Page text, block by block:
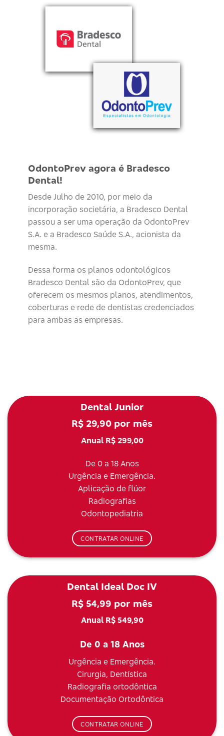
OdontoPrev agora é Bradesco
Dental!
Desde Julho de 2010, por meio da
incorporação societária, a Bradesco Dental
passou a ser uma operação da OdontoPrev
S.A. e a Bradesco Saúde S.A., acionista da
mesma.
Dessa forma os planos odontológicos
Bradesco Dental são da OdontoPrev, que
oferecem os mesmos planos, atendimentos,
coberturas e rede de dentistas credenciados
para ambas as empresas.
Dental Junior
R$ 29,90 por mês
Anual R$ 299,00
De 0 a 18 Anos
Urgência e Emergência.
Aplicação de flúor
Radiografias
Odontopediatria
CONTRATAR ONLINE
Dental Ideal Doc IV
R$ 54,99 por mês
Anual R$ 549,90
De 0 a 18 Anos
Urgência e Emergência.
Cirurgia, Dentística
Radiografia ortodôntica
Documentação Ortodôntica
CONTRATAR ONLINE